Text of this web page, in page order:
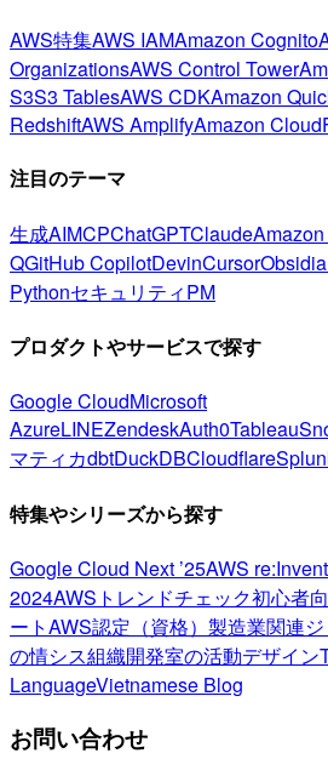
AWS特集AWS IAMAmazon Cognito
OrganizationsAWS Control Tower
S3S3 TablesAWS CDKAmazon
RedshiftAWS AmplifyAmazon
注目のテーマ
生成AIMCPChatGPTClaude
QGitHub CopilotDevinCursor
PythonセキュリティPM
プロダクトやサービスで探す
Google CloudMicrosoft
AzureLINEZendeskAuth0Tableau
マティカdbtDuckDBCloudflare
特集やシリーズから探す
Google Cloud Next ’25AWS
2024AWSトレンドチェック初心者
ートAWS認定（資格） 製造業関連
の情シス組織開発室の活動デザイン
LanguageVietnamese Blog
お問い合わせ